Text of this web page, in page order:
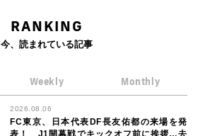
RANKING
今、読まれている記事
Weekly Monthly
2026.08.06
FC東京、日本代表DF長友佑都の来場を発
表！ J1開幕戦でキックオフ前に挨拶…去